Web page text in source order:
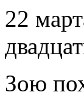
22
Зою